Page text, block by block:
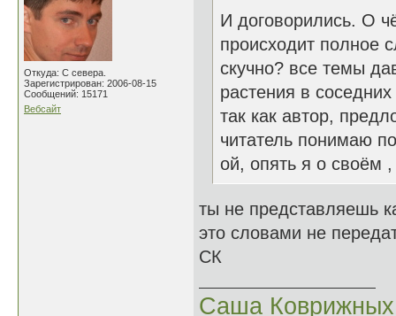
Откуда: С севера.
Зарегистрирован: 2006-08-15
Сообщений: 15171
Вебсайт
И договорились. О
происходит полное
скучно? все темы
растения в
так как автор,
читатель понимаю
ой, опять я о своём
ты не представляешь
это словами не
СК
Саша Коврижных